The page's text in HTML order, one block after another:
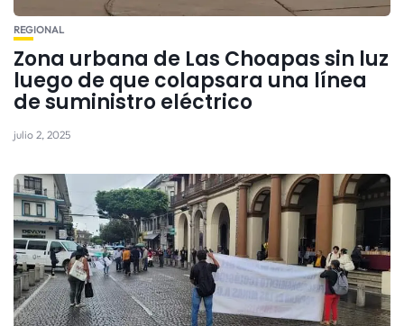
REGIONAL
Zona urbana de Las Choapas sin luz
luego de que colapsara una línea
de suministro eléctrico
julio 2, 2025